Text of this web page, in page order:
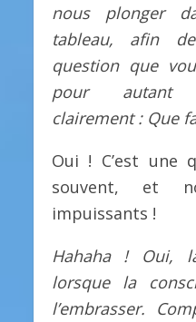
nous plonger
tableau, afin
question que
pour autant
clairement : Que
Oui ! C’est une
souvent, et
impuissants !
Hahaha ! Oui,
lorsque la
l’embrasser.